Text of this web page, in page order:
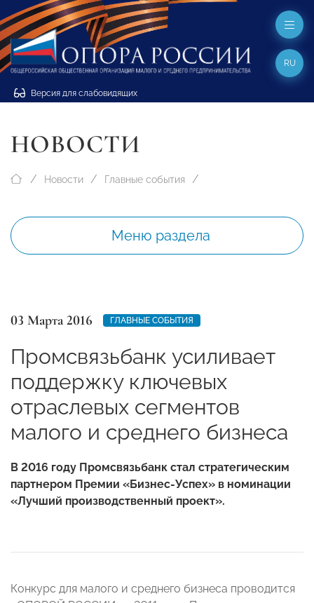
Версия для слабовидящих
RU
НОВОСТИ
Новости Главные события
Меню раздела
03 Марта 2016 ГЛАВНЫЕ СОБЫТИЯ
Промсвязьбанк усиливает
поддержку ключевых
отраслевых сегментов
малого и среднего бизнеса
В 2016 году Промсвязьбанк стал стратегическим
партнером Премии «Бизнес-Успех» в номинации
«Лучший производственный проект».
Конкурс для малого и среднего бизнеса проводится